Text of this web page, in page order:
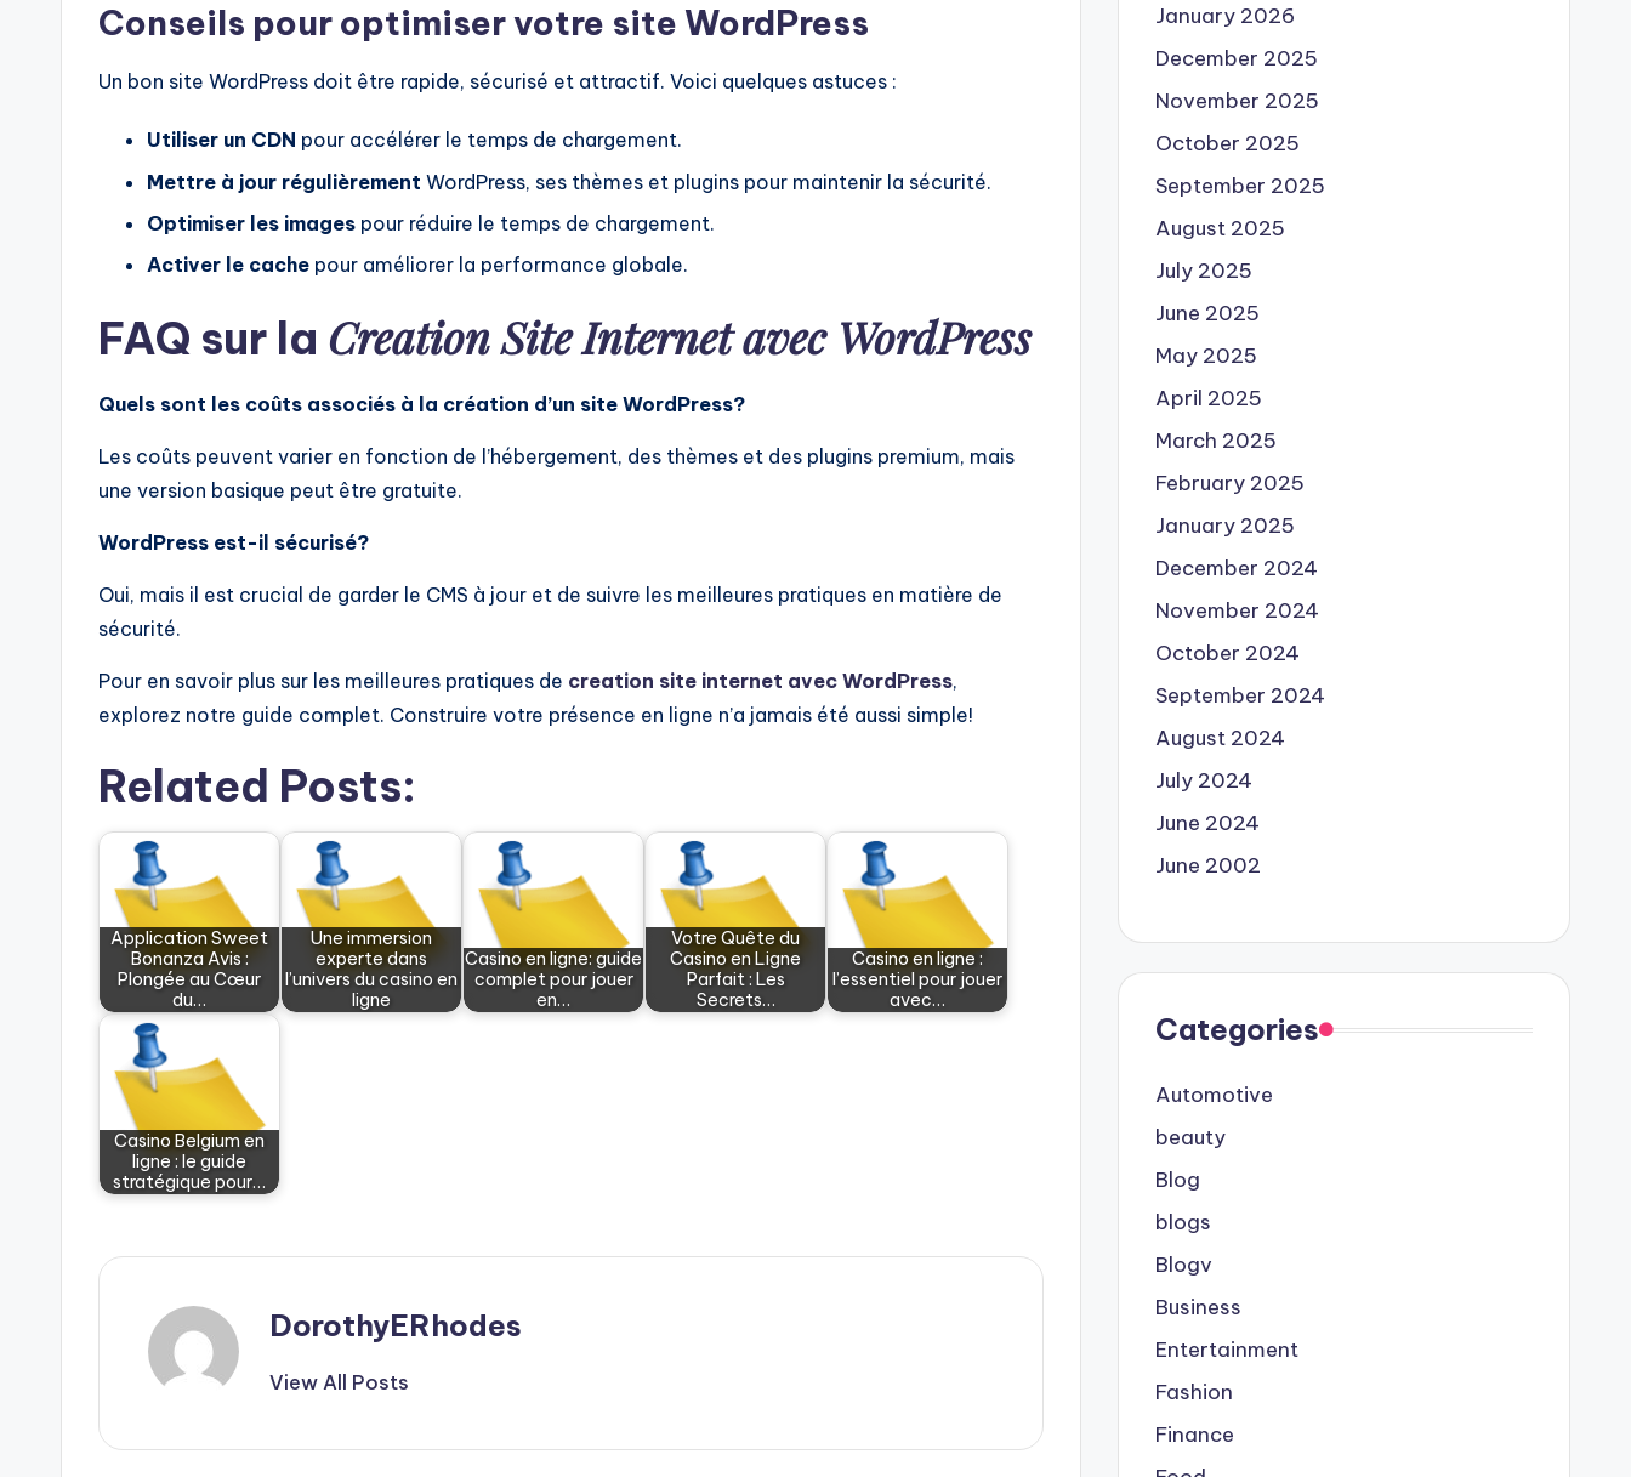
Conseils pour optimiser votre site WordPress
Un bon site WordPress doit être rapide, sécurisé et attractif. Voici quelques astuces :
Utiliser un CDN pour accélérer le temps de chargement.
Mettre à jour régulièrement WordPress, ses thèmes et plugins pour maintenir la sécurité.
Optimiser les images pour réduire le temps de chargement.
Activer le cache pour améliorer la performance globale.
FAQ sur la Creation Site Internet avec WordPress
Quels sont les coûts associés à la création d’un site WordPress?
Les coûts peuvent varier en fonction de l’hébergement, des thèmes et des plugins premium, mais
une version basique peut être gratuite.
WordPress est-il sécurisé?
Oui, mais il est crucial de garder le CMS à jour et de suivre les meilleures pratiques en matière de
sécurité.
Pour en savoir plus sur les meilleures pratiques de creation site internet avec WordPress,
explorez notre guide complet. Construire votre présence en ligne n’a jamais été aussi simple!
Related Posts:
Application Sweet
Bonanza Avis :
Plongée au Cœur
du…
Une immersion
experte dans
l’univers du casino en
ligne
Casino en ligne: guide
complet pour jouer
en…
Votre Quête du
Casino en Ligne
Parfait : Les
Secrets…
Casino en ligne :
l’essentiel pour jouer
avec…
Casino Belgium en
ligne : le guide
stratégique pour…
DorothyERhodes
View All Posts
January 2026
December 2025
November 2025
October 2025
September 2025
August 2025
July 2025
June 2025
May 2025
April 2025
March 2025
February 2025
January 2025
December 2024
November 2024
October 2024
September 2024
August 2024
July 2024
June 2024
June 2002
Categories
Automotive
beauty
Blog
blogs
Blogv
Business
Entertainment
Fashion
Finance